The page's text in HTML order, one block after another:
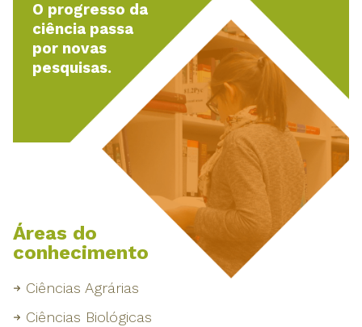
O progresso da
ciência passa
por novas
pesquisas.
Áreas do
conhecimento
Ciências Agrárias
Ciências Biológicas